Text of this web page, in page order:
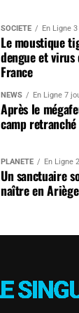
SOCIÉTÉ En Ligne
Le moustique
dengue et
France
NEWS En Ligne 7
Après le
camp retranché
PLANÈTE En Ligne
Un sanctuaire
naître en Ariège